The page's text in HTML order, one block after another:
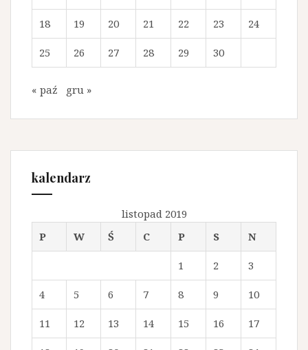
18 19 20 21 22 23 24
25 26 27 28 29 30
« paź gru »
kalendarz
listopad 2019
P
W Ś C P S N
1 2 3
4 5 6 7 8 9 10
11 12 13 14 15 16 17